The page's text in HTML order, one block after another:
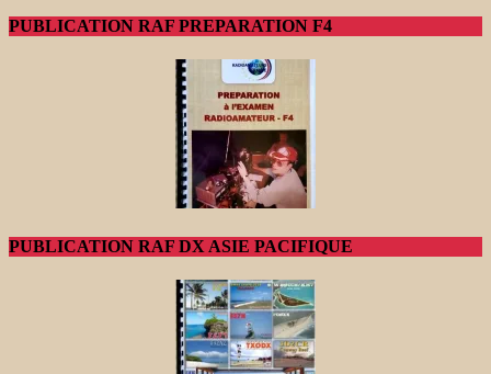
PUBLICATION RAF PREPARATION F4
PUBLICATION RAF DX ASIE PACIFIQUE